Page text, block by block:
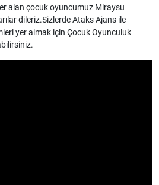
alan çocuk oyuncumuz Miraysu
dileriz.Sizlerde Ataks Ajans ile
yer almak için Çocuk Oyunculuk